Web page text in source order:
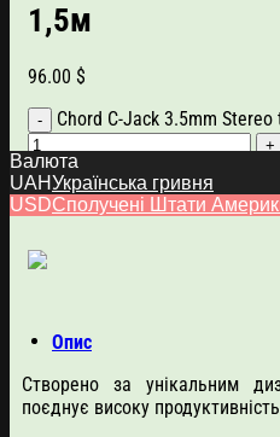
1,5м
96.00 $
Chord C-Jack 3.5mm Stereo
Додати в кошик
Артикул:110930 Категорія:
Опис
Створено за унікальним
поєднує високу
Валюта
UAHУкраїнська гривня
USDСполучені Штати